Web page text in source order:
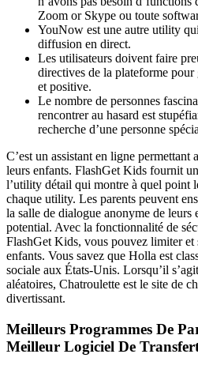
Zoom or Skype ou toute
YouNow est une autre utility
diffusion en direct.
Les utilisateurs doivent faire
directives de la plateforme
et positive.
Le nombre de personnes
rencontrer au hasard est
recherche d’une personne
C’est un assistant en ligne
leurs enfants. FlashGet Kids fournit
l’utility détail qui montre à quel point
chaque utility. Les parents peuvent
la salle de dialogue anonyme de leurs
potential. Avec la fonctionnalité de
FlashGet Kids, vous pouvez limiter
enfants. Vous savez que Holla est
sociale aux États-Unis. Lorsqu’il
aléatoires, Chatroulette est le site de
divertissant.
Meilleurs Programmes De
Meilleur Logiciel De